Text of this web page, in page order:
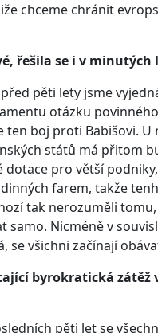
chceme chránit
řešila se i v minutých
pěti lety jsme
otázku
ten boj proti Babišovi.
států má přitom
dotace pro větší
farem, takže
tak nerozuměli
samo. Nicméně v
se všichni začínají
byrokratická zátěž
pěti let se